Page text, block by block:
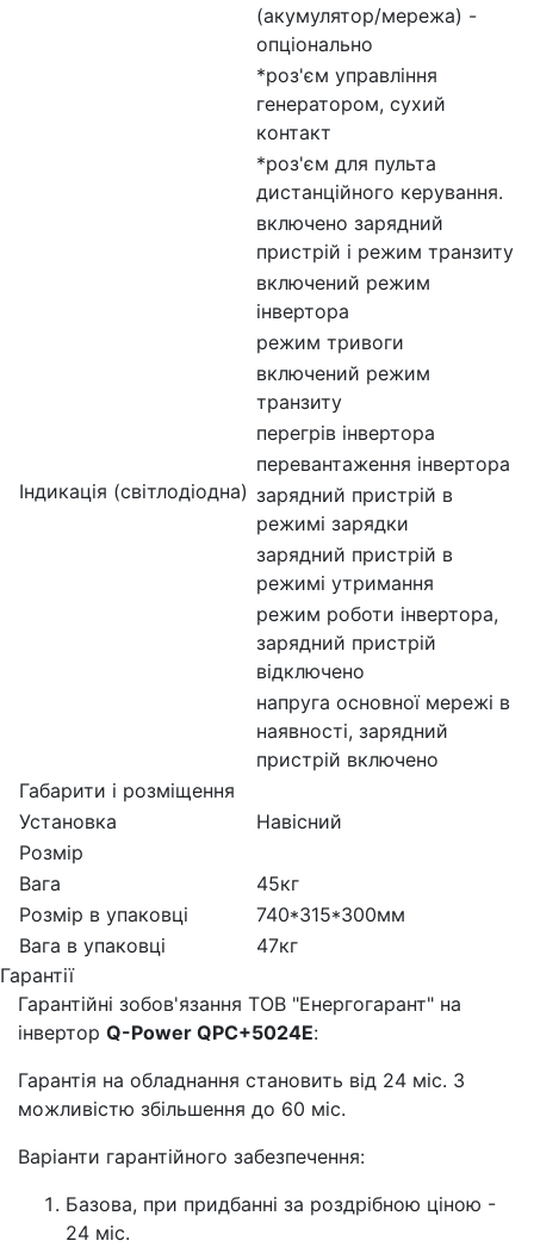
(акумулятор/мережа) -
опціонально
*роз'єм управління
генератором, сухий
контакт
*роз'єм для пульта
дистанційного керування.
Індикація (світлодіодна)
включено зарядний
пристрій і режим транзиту
включений режим
інвертора
режим тривоги
включений режим
транзиту
перегрів інвертора
перевантаження інвертора
зарядний пристрій в
режимі зарядки
зарядний пристрій в
режимі утримання
режим роботи інвертора,
зарядний пристрій
відключено
напруга основної мережі в
наявності, зарядний
пристрій включено
Габарити і розміщення
Установка
Навісний
Розмір
Вага
45кг
Розмір в упаковці
740*315*300мм
Вага в упаковці
47кг
Гарантії
Гарантійні зобов'язання ТОВ "Енергогарант" на
інвертор Q-Power QPC+5024E:
Гарантія на обладнання становить від 24 міс. З
можливістю збільшення до 60 міс.
Варіанти гарантійного забезпечення:
Базова, при придбанні за роздрібною ціною -
24 міс.